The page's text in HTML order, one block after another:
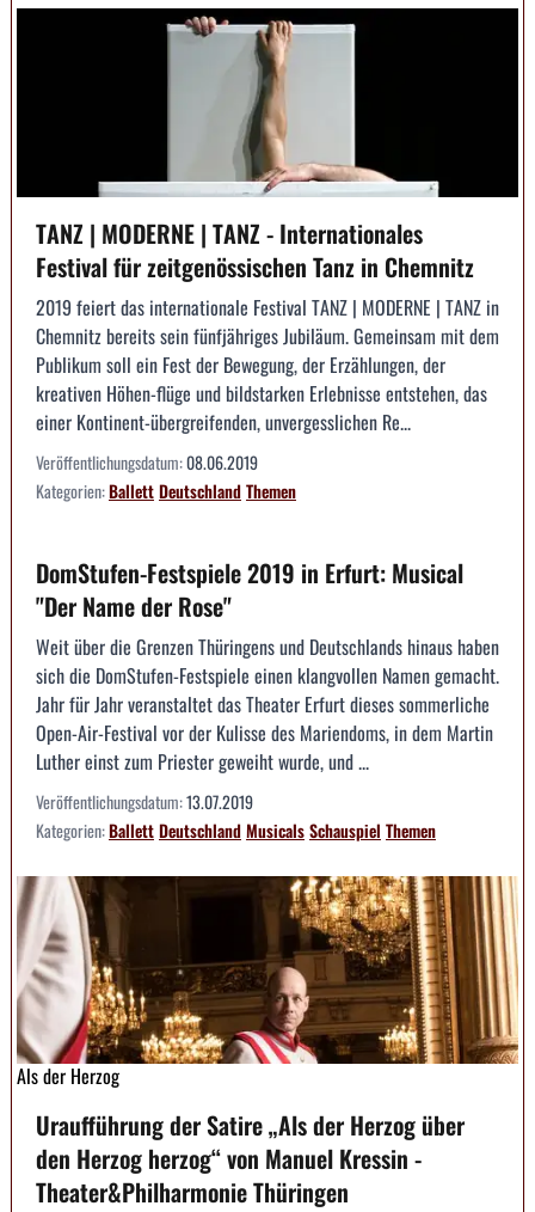
TANZ | MODERNE | TANZ - Internationales
Festival für zeitgenössischen Tanz in Chemnitz
2019 feiert das internationale Festival TANZ | MODERNE | TANZ in
Chemnitz bereits sein fünfjähriges Jubiläum. Gemeinsam mit dem
Publikum soll ein Fest der Bewegung, der Erzählungen, der
kreativen Höhen-flüge und bildstarken Erlebnisse entstehen, das
einer Kontinent-übergreifenden, unvergesslichen Re...
Veröffentlichungsdatum:08.06.2019
Kategorien:BallettDeutschlandThemen
DomStufen-Festspiele 2019 in Erfurt: Musical
"Der Name der Rose"
Weit über die Grenzen Thüringens und Deutschlands hinaus haben
sich die DomStufen-Festspiele einen klangvollen Namen gemacht.
Jahr für Jahr veranstaltet das Theater Erfurt dieses sommerliche
Open-Air-Festival vor der Kulisse des Mariendoms, in dem Martin
Luther einst zum Priester geweiht wurde, und ...
Veröffentlichungsdatum:13.07.2019
Kategorien:BallettDeutschlandMusicalsSchauspiel Themen
Als der Herzog
Uraufführung der Satire „Als der Herzog über
den Herzog herzog“ von Manuel Kressin -
Theater&Philharmonie Thüringen